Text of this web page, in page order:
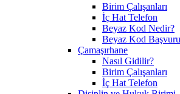
Birim Çalışanları
İç Hat Telefon
Beyaz Kod Nedir?
Beyaz Kod
Çamaşırhane
Nasıl Gidilir?
Birim Çalışanları
İç Hat Telefon